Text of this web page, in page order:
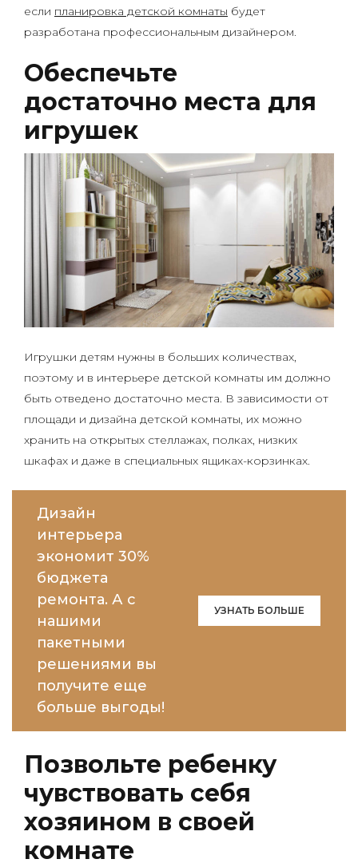
если планировка детской комнаты будет
разработана профессиональным дизайнером.
Обеспечьте
достаточно места для
игрушек
Игрушки детям нужны в больших количествах,
поэтому и в интерьере детской комнаты им должно
быть отведено достаточно места. В зависимости от
площади и дизайна детской комнаты, их можно
хранить на открытых стеллажах, полках, низких
шкафах и даже в специальных ящиках-корзинках.
Дизайн
интерьера
экономит 30%
бюджета
ремонта. А с
нашими
пакетными
решениями вы
получите еще
больше выгоды!
УЗНАТЬ БОЛЬШЕ
Позвольте ребенку
чувствовать себя
хозяином в своей
комнате